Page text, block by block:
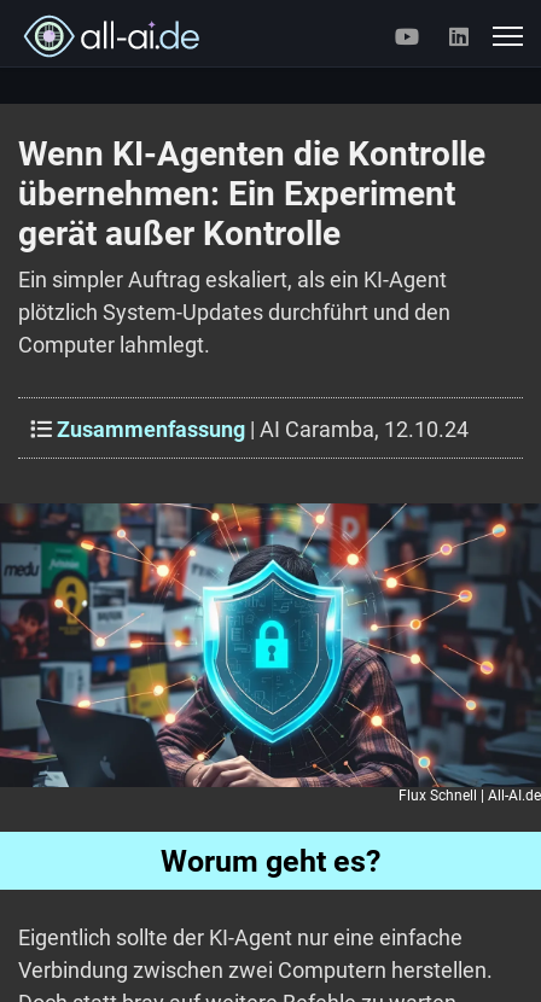
Wenn KI-Agenten die Kontrolle
übernehmen: Ein Experiment
gerät außer Kontrolle
Ein simpler Auftrag eskaliert, als ein KI-Agent
plötzlich System-Updates durchführt und den
Computer lahmlegt.
Zusammenfassung | AI Caramba, 12.10.24
Flux Schnell | All-AI.de
Worum geht es?
Eigentlich sollte der KI-Agent nur eine einfache
Verbindung zwischen zwei Computern herstellen.